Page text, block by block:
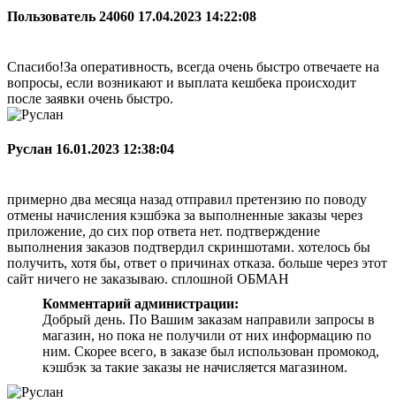
Пользователь 24060 17.04.2023 14:22:08
Спасибо!За оперативность, всегда очень быстро отвечаете на
вопросы, если возникают и выплата кешбека происходит
после заявки очень быстро.
Руслан 16.01.2023 12:38:04
примерно два месяца назад отправил претензию по поводу
отмены начисления кэшбэка за выполненные заказы через
приложение, до сих пор ответа нет. подтверждение
выполнения заказов подтвердил скриншотами. хотелось бы
получить, хотя бы, ответ о причинах отказа. больше через этот
сайт ничего не заказываю. сплошной ОБМАН
Комментарий администрации:
Добрый день. По Вашим заказам направили запросы в
магазин, но пока не получили от них информацию по
ним. Скорее всего, в заказе был использован промокод,
кэшбэк за такие заказы не начисляется магазином.